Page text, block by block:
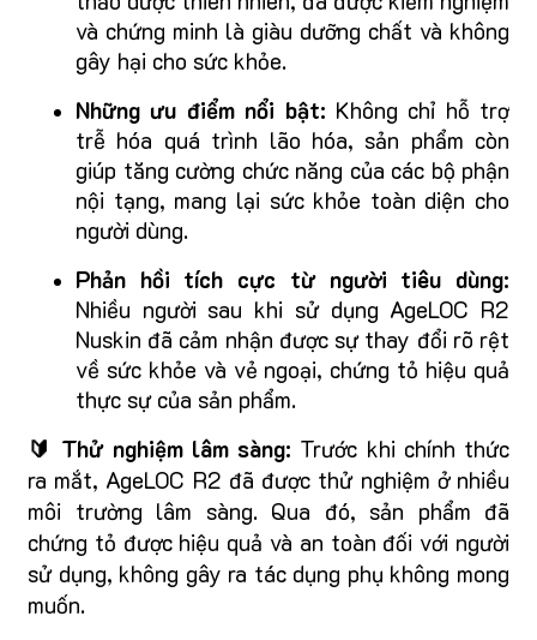
và chứng minh là giàu dưỡng chất và không
gây hại cho sức khỏe.
Những ưu điểm nổi bật: Không chỉ hỗ trợ
trễ hóa quá trình lão hóa, sản phẩm còn
giúp tăng cường chức năng của các bộ phận
nội tạng, mang lại sức khỏe toàn diện cho
người dùng.
Phản hồi tích cực từ người tiêu dùng:
Nhiều người sau khi sử dụng AgeLOC R2
Nuskin đã cảm nhận được sự thay đổi rõ rệt
về sức khỏe và vẻ ngoại, chứng tỏ hiệu quả
thực sự của sản phẩm.
🔰 Thử nghiệm lâm sàng: Trước khi chính thức
ra mắt, AgeLOC R2 đã được thử nghiệm ở nhiều
môi trường lâm sàng. Qua đó, sản phẩm đã
chứng tỏ được hiệu quả và an toàn đối với người
sử dụng, không gây ra tác dụng phụ không mong
muốn.